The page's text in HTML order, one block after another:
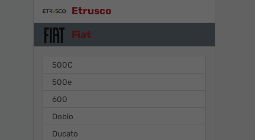
Etrusco
Fiat
500C
500e
600
Doblo
Ducato